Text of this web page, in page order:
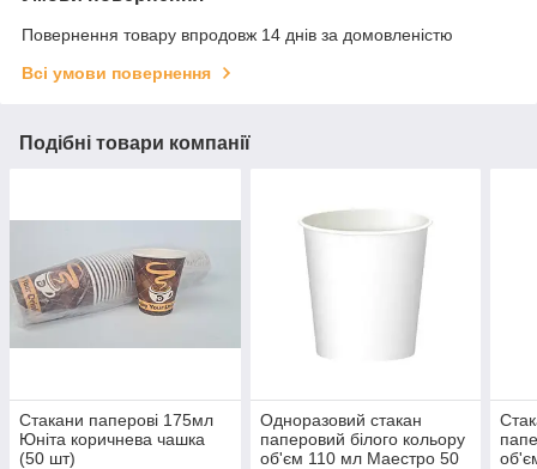
Повернення товару впродовж 14 днів за домовленістю
Всі умови повернення
Подібні товари компанії
Стакани паперові 175мл
Юніта коричнева чашка
(50 шт)
Одноразовий стакан
паперовий білого кольору
об'єм 110 мл Маестро 50